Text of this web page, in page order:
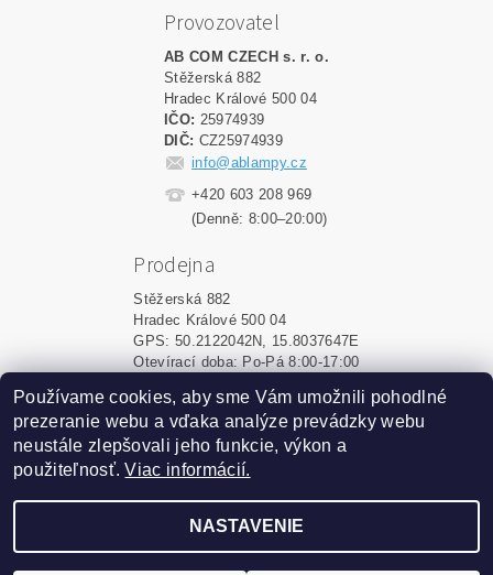
Provozovatel
AB COM CZECH s. r. o.
Stěžerská 882
Hradec Králové 500 04
IČO: 25974939
DIČ: CZ25974939
info@ablampy.cz
+420 603 208 969
(Denně: 8:00–20:00)
Prodejna
Stěžerská 882
Hradec Králové 500 04
GPS: 50.2122042N, 15.8037647E
Otevírací doba: Po-Pá 8:00-17:00
Shoptet.sk MôjPrvýEshop.sk
Vytvoril Shoptet
Používame cookies, aby sme Vám umožnili pohodlné
prezeranie webu a vďaka analýze prevádzky webu
neustále zlepšovali jeho funkcie, výkon a
použiteľnosť.Viac informácií.
NASTAVENIE